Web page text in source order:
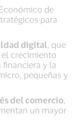
de
para
digital, que
crecimiento
y la
pequeñas y
del comercio,
un mayor